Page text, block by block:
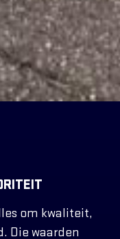
om kwaliteit,
Die waarden